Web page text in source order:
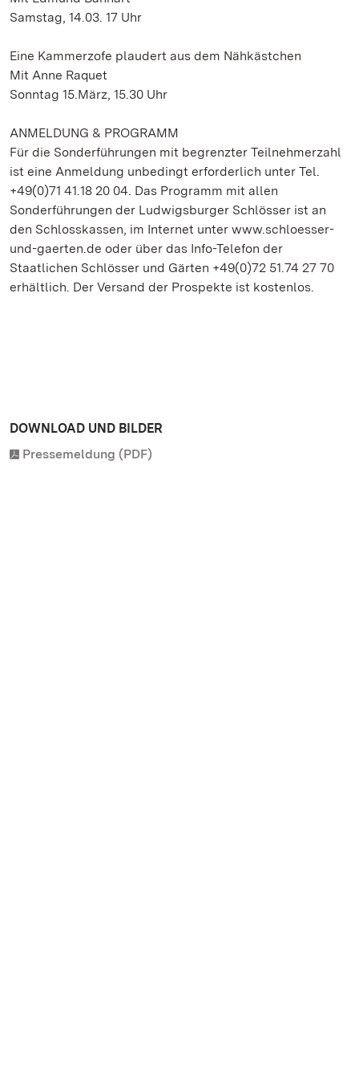
Samstag, 14.03. 17 Uhr
Eine Kammerzofe plaudert aus dem Nähkästchen
Mit Anne Raquet
Sonntag 15.März, 15.30 Uhr
ANMELDUNG & PROGRAMM
Für die Sonderführungen mit begrenzter Teilnehmerzahl
ist eine Anmeldung unbedingt erforderlich unter Tel.
+49(0)71 41.18 20 04. Das Programm mit allen
Sonderführungen der Ludwigsburger Schlösser ist an
den Schlosskassen, im Internet unter www.schloesser-
und-gaerten.de oder über das Info-Telefon der
Staatlichen Schlösser und Gärten +49(0)72 51.74 27 70
erhältlich. Der Versand der Prospekte ist kostenlos.
DOWNLOAD UND BILDER
Pressemeldung (PDF)